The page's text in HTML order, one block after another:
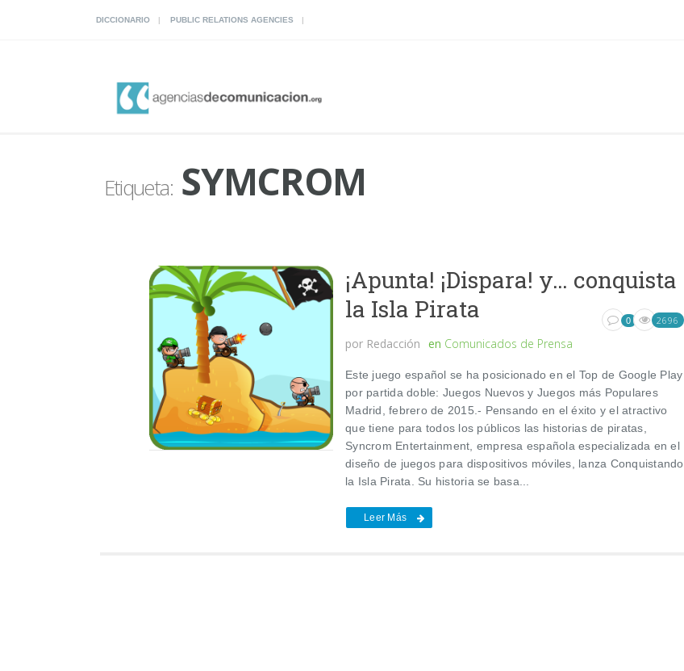
DICCIONARIO PUBLIC RELATIONS AGENCIES
Etiqueta:SYMCROM
¡Apunta! ¡Dispara! y… conquista
la Isla Pirata
por Redacción en Comunicados de Prensa
0 2696
Este juego español se ha posicionado en el Top de Google Play
por partida doble: Juegos Nuevos y Juegos más Populares
Madrid, febrero de 2015.- Pensando en el éxito y el atractivo
que tiene para todos los públicos las historias de piratas,
Syncrom Entertainment, empresa española especializada en el
diseño de juegos para dispositivos móviles, lanza Conquistando
la Isla Pirata. Su historia se basa...
Leer Más